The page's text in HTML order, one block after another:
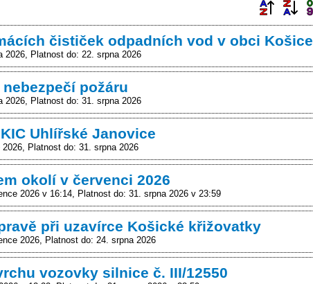
čističek odpadních vod v obci Košice
2026 Platnost do: 22. srpna 2026
požáru
2026 Platnost do: 31. srpna 2026
Uhlířské Janovice
2026 Platnost do: 31. srpna 2026
okolí v červenci 2026
2026 v 16:14 Platnost do: 31. srpna 2026 v 23:59
při uzavírce Košické křižovatky
2026 Platnost do: 24. srpna 2026
vozovky silnice č. III/12550